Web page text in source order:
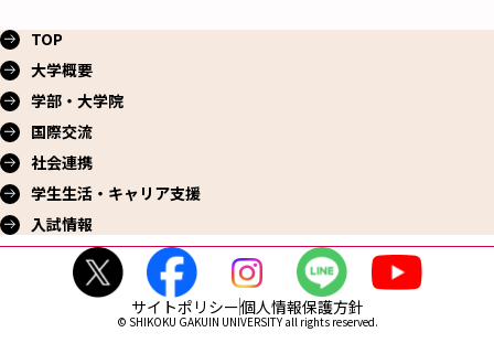
TOP
大学概要
学部・大学院
国際交流
社会連携
学生生活・ キャリア支援
入試情報
サイトポリシー個人情報保護方針
© SHIKOKU GAKUIN UNIVERSITY all rights reserved.